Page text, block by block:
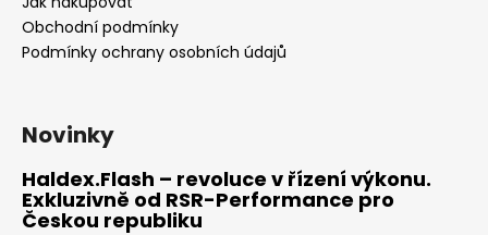
Obchodní podmínky
Podmínky ochrany osobních údajů
Novinky
Haldex.Flash – revoluce v řízení výkonu.
Exkluzivně od RSR-Performance pro
Českou republiku